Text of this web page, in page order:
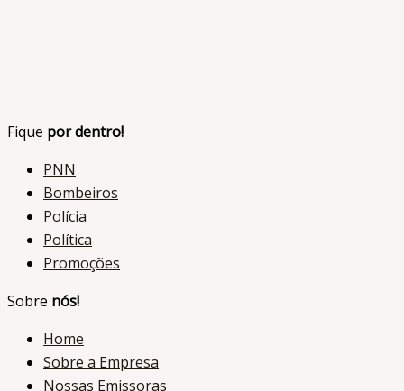
Fique por dentro!
PNN
Bombeiros
Polícia
Política
Promoções
Sobre nós!
Home
Sobre a Empresa
Nossas Emissoras